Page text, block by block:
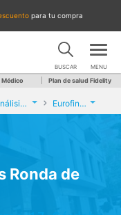
para tu compra
BUSCAR MENU
Plan de salud Fidelity
Análisis de VIH Eurofins Análisis Clínicos Ronda de Tejares
Ronda de